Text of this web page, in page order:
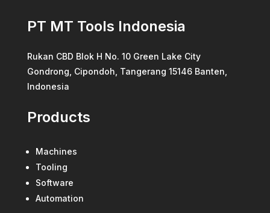
PT MT Tools Indonesia
Rukan CBD Blok H No. 10 Green Lake City
Gondrong, Cipondoh, Tangerang 15146 Banten,
Indonesia
Products
Machines
Tooling
Software
Automation